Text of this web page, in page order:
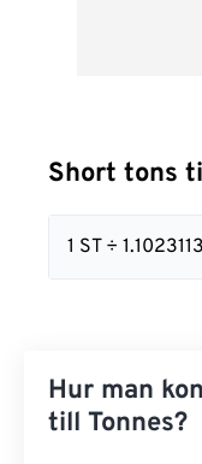
Short tons
1 ST ÷
Hur man
till Tonnes?